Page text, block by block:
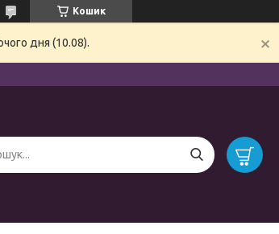
Кошик
дня (10.08).